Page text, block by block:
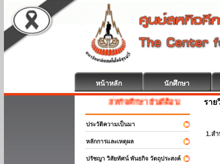
หน้าหลัก นักศึกษา
สหกิจศึกษา ยินดีต้อนรับ
ประวัติความเป็นมา
หลักการและเหตุผล
ปรัชญา วิสัยทัศน์ พันธกิจ วัตถุประสงค์
ราย
1.ส